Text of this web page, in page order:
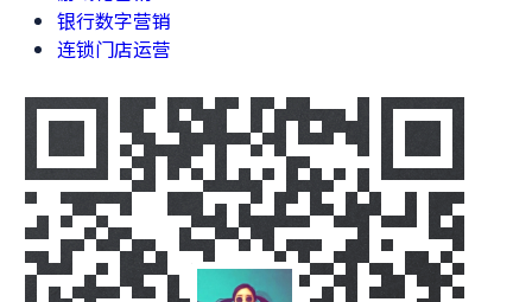
银行数字营销
连锁门店运营